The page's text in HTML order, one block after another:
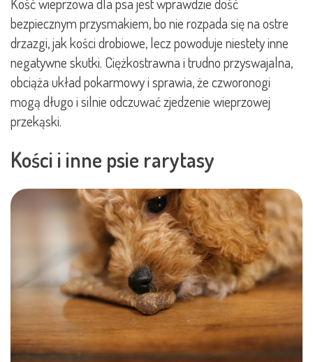
bezpiecznym przysmakiem, bo nie rozpada się na ostre
drzazgi, jak kości drobiowe, lecz powoduje niestety inne
negatywne skutki. Ciężkostrawna i trudno przyswajalna,
obciąża układ pokarmowy i sprawia, że czworonogi
mogą długo i silnie odczuwać zjedzenie wieprzowej
przekąski.
Kości i inne psie rarytasy